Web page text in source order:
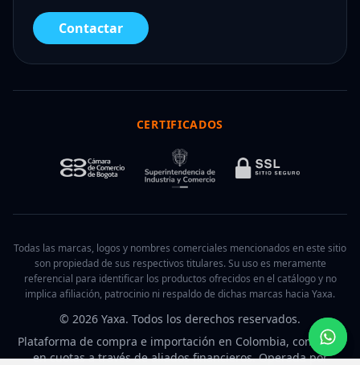
Contactar
CERTIFICADOS
Todas las marcas, logos y nombres comerciales mencionados en este sitio
son propiedad de sus respectivos titulares. Su uso es meramente
referencial para identificar los productos ofrecidos en el catálogo y no
implica afiliación, patrocinio ni respaldo de dichas marcas hacia Yaxa.
© 2026 Yaxa. Todos los derechos reservados.
Plataforma de compra e importación en Colombia, con pago
en cuotas a través de aliados financieros. Operada por